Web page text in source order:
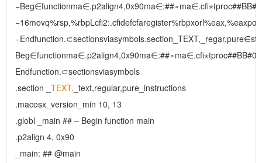
Endfunction.⊂sectionsviasymbols
.section _ TEXT, _text,regular,pure_instructions
.macosx_version_min 10, 13
.globl _main ## – Begin function main
.p2align 4, 0x90
_main: ## @main